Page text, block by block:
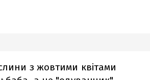
з жовтими квітами